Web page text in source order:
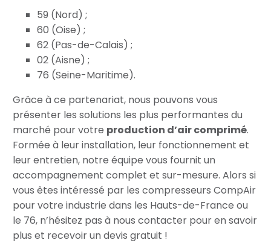
59 (Nord) ;
60 (Oise) ;
62 (Pas-de-Calais) ;
02 (Aisne) ;
76 (Seine-Maritime).
Grâce à ce partenariat, nous pouvons vous
présenter les solutions les plus performantes du
marché pour votre production d’air comprimé.
Formée à leur installation, leur fonctionnement et
leur entretien, notre équipe vous fournit un
accompagnement complet et sur-mesure. Alors si
vous êtes intéressé par les compresseurs CompAir
pour votre industrie dans les Hauts-de-France ou
le 76, n’hésitez pas à nous contacter pour en savoir
plus et recevoir un devis gratuit !